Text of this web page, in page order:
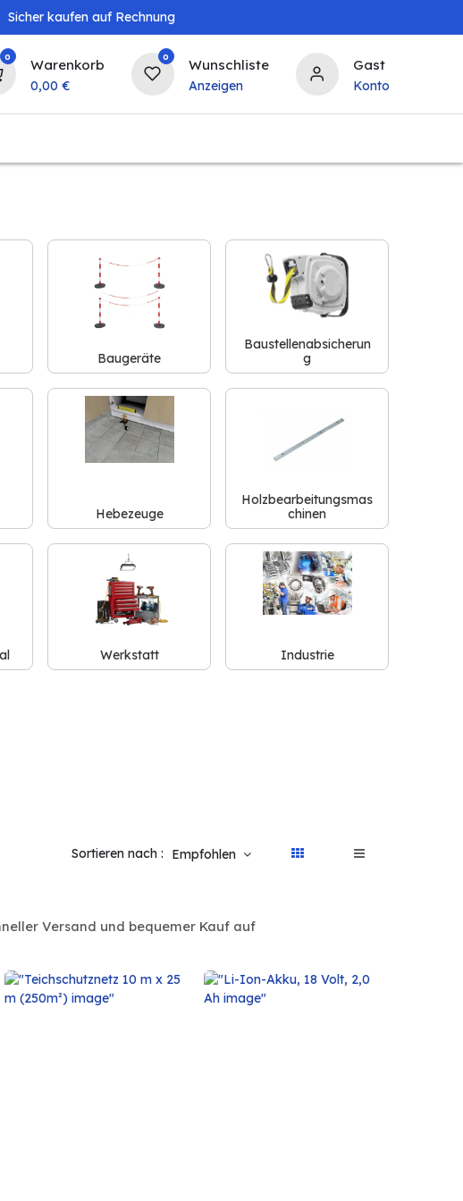
Sicher kaufen auf Rechnung
0 Warenkorb
0,00 €
0 Wunschliste
Anzeigen
Gast
Konto
Baugeräte
Baustellenabsicherun
g
Hebezeuge
Holzbearbeitungsmas
chinen
Werkstatt Industrie
Sortieren nach : Empfohlen
Versand und bequemer Kauf auf